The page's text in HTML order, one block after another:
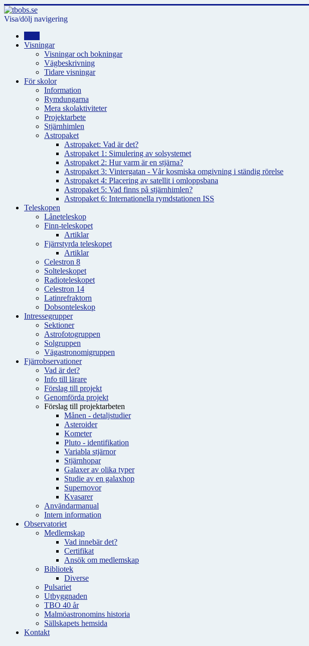
Visa/dölj navigering
Visningar
Visningar och bokningar
Vägbeskrivning
Tidare visningar
För skolor
Information
Rymdungarna
Mera skolaktiviteter
Projektarbete
Stjärnhimlen
Astropaket
Astropaket: Vad är det?
Astropaket 1: Simulering av solsystemet
Astropaket 2: Hur varm är en stjärna?
Astropaket 3: Vintergatan - Vår kosmiska omgivning i ständig rörelse
Astropaket 4: Placering av satellit i omloppsbana
Astropaket 5: Vad finns på stjärnhimlen?
Astropaket 6: Internationella rymdstationen ISS
Teleskopen
Låneteleskop
Finn-teleskopet
Artiklar
Fjärrstyrda teleskopet
Artiklar
Celestron 8
Solteleskopet
Radioteleskopet
Celestron 14
Latinrefraktorn
Dobsonteleskop
Intressegrupper
Sektioner
Astrofotogruppen
Solgruppen
Vägastronomigruppen
Fjärrobservationer
Vad är det?
Info till lärare
Förslag till projekt
Genomförda projekt
Förslag till projektarbeten
Månen - detaljstudier
Asteroider
Kometer
Pluto - identifikation
Variabla stjärnor
Stjärnhopar
Galaxer av olika typer
Studie av en galaxhop
Supernovor
Kvasarer
Användarmanual
Intern information
Observatoriet
Medlemskap
Vad innebär det?
Certifikat
Ansök om medlemskap
Bibliotek
Diverse
Pulsariet
Utbyggnaden
TBO 40 år
Malmöastronomins historia
Sällskapets hemsida
Kontakt